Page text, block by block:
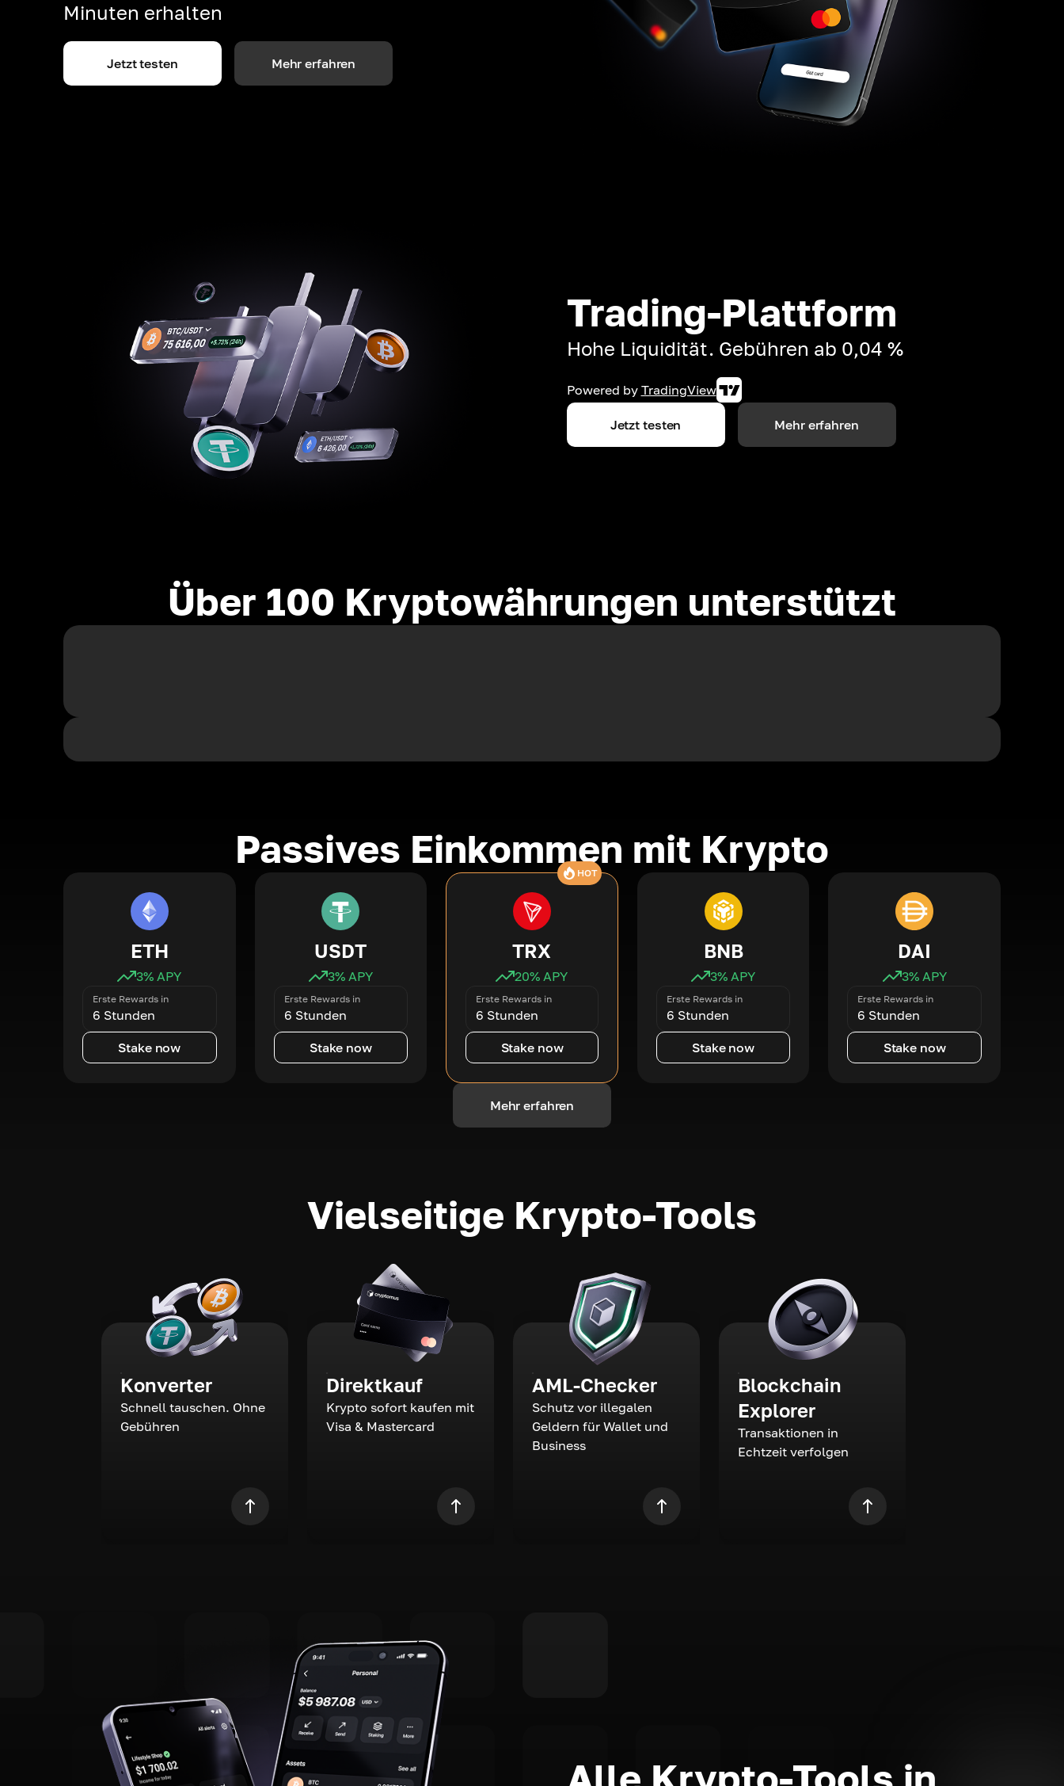
Minuten erhalten
Jetzt testen Mehr erfahren
Trading-Plattform
Hohe Liquidität. Gebühren ab 0,04 %
Powered by TradingView
Jetzt testen Mehr erfahren
Über 100 Kryptowährungen unterstützt
Passives Einkommen mit Krypto
ETH
3% APY
Erste Rewards in
6 Stunden
Stake now
USDT
3% APY
Erste Rewards in
6 Stunden
Stake now
HOT
TRX
20% APY
Erste Rewards in
6 Stunden
Stake now
BNB
3% APY
Erste Rewards in
6 Stunden
Stake now
DAI
3% APY
Erste Rewards in
6 Stunden
Stake now
Mehr erfahren
Vielseitige Krypto-Tools
Konverter
Schnell tauschen. Ohne
Gebühren
Direktkauf
Krypto sofort kaufen mit
Visa & Mastercard
AML-Checker
Schutz vor illegalen
Geldern für Wallet und
Business
Blockchain
Explorer
Transaktionen in
Echtzeit verfolgen